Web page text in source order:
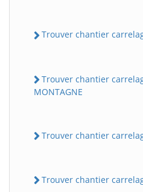
Trouver chantier
Trouver chantier
MONTAGNE
Trouver chantier
Trouver chantier